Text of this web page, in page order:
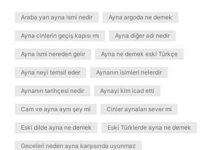
Araba yan ayna ismi nedir Ayna argoda ne demek
Ayna cinlerin geçiş kapısı mı Ayna diğer adı nedir
Ayna ismi nereden gelir Ayna ne demek eski Türkçe
Ayna neyi temsil eder Aynanın isimleri nelerdir
Aynanın tarihçesi nedir Aynayi kim icad etti
Cam ve ayna aynı şey mi Cinler aynaları sever mi
Eski dilde ayna ne demek Eski Türklerde ayna ne demek
Geceleri neden ayna karşısında uyunmaz